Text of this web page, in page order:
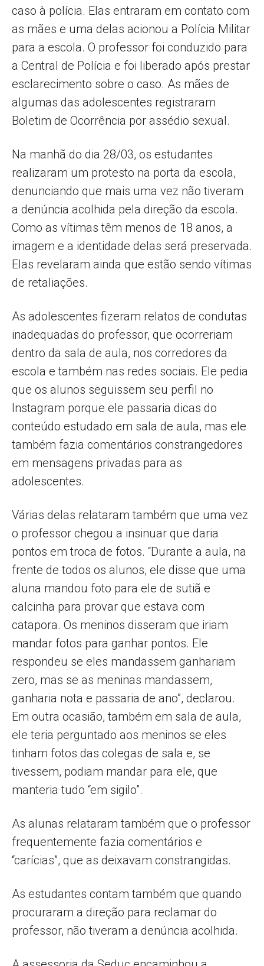
caso à polícia. Elas entraram em contato com
as mães e uma delas acionou a Polícia Militar
para a escola. O professor foi conduzido para
a Central de Polícia e foi liberado após prestar
esclarecimento sobre o caso. As mães de
algumas das adolescentes registraram
Boletim de Ocorrência por assédio sexual.
Na manhã do dia 28/03, os estudantes
realizaram um protesto na porta da escola,
denunciando que mais uma vez não tiveram
a denúncia acolhida pela direção da escola.
Como as vítimas têm menos de 18 anos, a
imagem e a identidade delas será preservada.
Elas revelaram ainda que estão sendo vítimas
de retaliações.
As adolescentes fizeram relatos de condutas
inadequadas do professor, que ocorreriam
dentro da sala de aula, nos corredores da
escola e também nas redes sociais. Ele pedia
que os alunos seguissem seu perfil no
Instagram porque ele passaria dicas do
conteúdo estudado em sala de aula, mas ele
também fazia comentários constrangedores
em mensagens privadas para as
adolescentes.
Várias delas relataram também que uma vez
o professor chegou a insinuar que daria
pontos em troca de fotos. “Durante a aula, na
frente de todos os alunos, ele disse que uma
aluna mandou foto para ele de sutiã e
calcinha para provar que estava com
catapora. Os meninos disseram que iriam
mandar fotos para ganhar pontos. Ele
respondeu se eles mandassem ganhariam
zero, mas se as meninas mandassem,
ganharia nota e passaria de ano”, declarou.
Em outra ocasião, também em sala de aula,
ele teria perguntado aos meninos se eles
tinham fotos das colegas de sala e, se
tivessem, podiam mandar para ele, que
manteria tudo “em sigilo”.
As alunas relataram também que o professor
frequentemente fazia comentários e
“carícias”, que as deixavam constrangidas.
As estudantes contam também que quando
procuraram a direção para reclamar do
professor, não tiveram a denúncia acolhida.